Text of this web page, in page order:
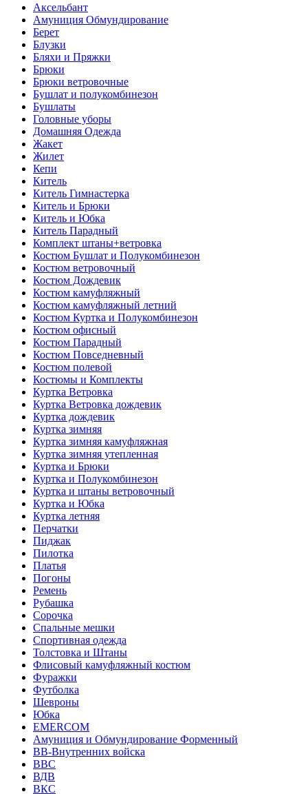
Аксельбант
Амуниция Обмундирование
Берет
Блузки
Бляхи и Пряжки
Брюки
Брюки ветровочные
Бушлат и полукомбинезон
Бушлаты
Головные уборы
Домашняя Одежда
Жакет
Жилет
Кепи
Китель
Китель Гимнастерка
Китель и Брюки
Китель и Юбка
Китель Парадный
Комплект штаны+ветровка
Костюм Бушлат и Полукомбинезон
Костюм ветровочный
Костюм Дождевик
Костюм камуфляжный
Костюм камуфляжный летний
Костюм Куртка и Полукомбинезон
Костюм офисный
Костюм Парадный
Костюм Повседневный
Костюм полевой
Костюмы и Комплекты
Куртка Ветровка
Куртка Ветровка дождевик
Куртка дождевик
Куртка зимняя
Куртка зимняя камуфляжная
Куртка зимняя утепленная
Куртка и Брюки
Куртка и Полукомбинезон
Куртка и штаны ветровочный
Куртка и Юбка
Куртка летняя
Перчатки
Пиджак
Пилотка
Платья
Погоны
Ремень
Рубашка
Сорочка
Спальные мешки
Спортивная одежда
Толстовка и Штаны
Флисовый камуфляжный костюм
Фуражки
Футболка
Шевроны
Юбка
EMERCOM
Амуниция и Обмундирование Форменный
ВВ-Внутренних войска
ВВС
ВДВ
ВКС